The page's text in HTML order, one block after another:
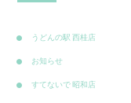
うどんの駅 西桂店
お知らせ
すてないで 昭和店